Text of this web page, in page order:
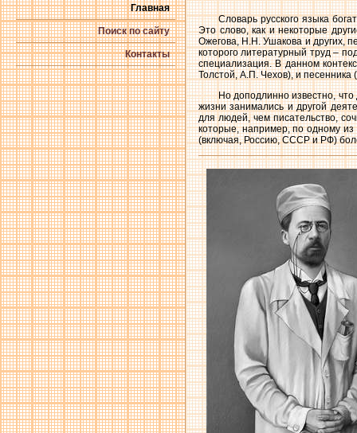
Главная
Поиск по сайту
Контакты
Словарь русского языка
Это слово, как и некоторые
Ожегова, Н.Н. Ушакова и других,
которого литературный труд –
специализация. В данном
Толстой, А.П. Чехов), и песенника
Но доподлинно известно,
жизни занимались и другой
для людей, чем писательство,
которые, например, по одному
(включая, Россию, СССР и РФ)